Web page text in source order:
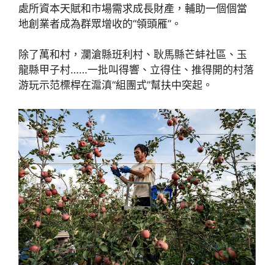
處所資本天賦和市場需求成長財產，輔助一個個當
地創業者成為群眾增收的“領頭雁”。
除了萬和村，瀾滄縣班利村、耿馬縣芒蚌社區、玉
龍縣甲子村……一批叫得響、立得住、推得開的村落
游玩示范標桿在滬滇“組團式”幫扶中突起。